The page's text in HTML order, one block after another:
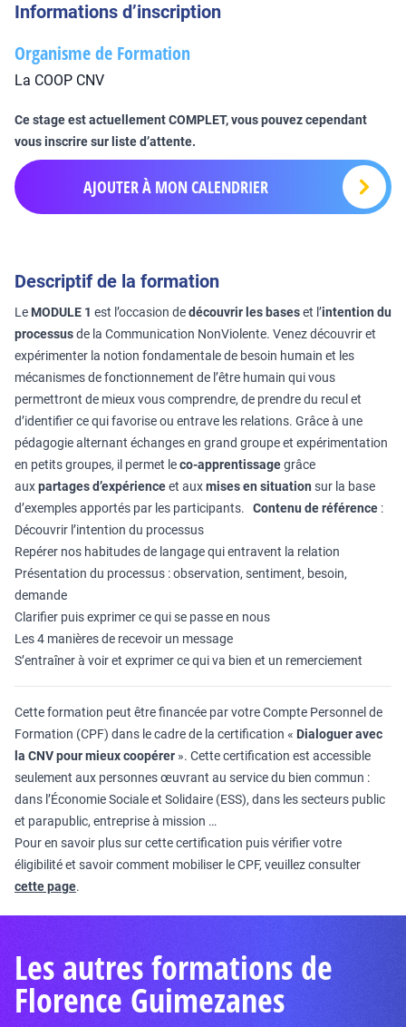
Informations d’inscription
Organisme de Formation
La COOP CNV
Ce stage est actuellement COMPLET, vous pouvez cependant
vous inscrire sur liste d’attente.
AJOUTER À MON CALENDRIER
Descriptif de la formation
Le MODULE 1 est l’occasion dedécouvrir les baseset l’intention du
processusde la Communication NonViolente. Venez découvrir et
expérimenter la notion fondamentale de besoin humain et les
mécanismes de fonctionnement de l’être humain qui vous
permettront de mieux vous comprendre, de prendre du recul et
d’identifier ce qui favorise ou entrave les relations. Grâce à une
pédagogie alternant échanges en grand groupe et expérimentation
en petits groupes, il permet leco-apprentissagegrâce
auxpartages d’expérienceet auxmises en situation sur la base
d’exemples apportés par les participants. Contenu de référence :
Découvrir l’intention du processus
Repérer nos habitudes de langage qui entravent la relation
Présentation du processus : observation, sentiment, besoin,
demande
Clarifier puis exprimer ce qui se passe en nous
Les 4 manières de recevoir un message
S’entraîner à voir et exprimer ce qui va bien et un remerciement
Cette formation peut être financée par votre Compte Personnel de
Formation (CPF) dans le cadre de la certification « Dialoguer avec
la CNV pour mieux coopérer ». Cette certification est accessible
seulement aux personnes œuvrant au service du bien commun :
dans l’Économie Sociale et Solidaire (ESS), dans les secteurs public
et parapublic, entreprise à mission …
Pour en savoir plus sur cette certification puis vérifier votre
éligibilité et savoir comment mobiliser le CPF, veuillez consulter
cette page.
Les autres formations de
Florence Guimezanes